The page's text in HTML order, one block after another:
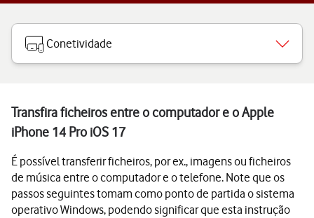
Conetividade
Transfira ficheiros entre o computador e o Apple
iPhone 14 Pro iOS 17
É possível transferir ficheiros, por ex., imagens ou ficheiros
de música entre o computador e o telefone. Note que os
passos seguintes tomam como ponto de partida o sistema
operativo Windows, podendo significar que esta instrução